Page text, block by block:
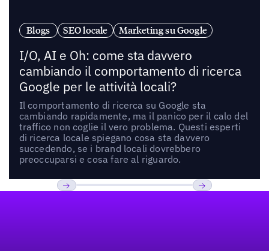
Blogs SEO locale Marketing su Google
I/O, AI e Oh: come sta davvero
cambiando il comportamento di ricerca
Google per le attività locali?
Il comportamento di ricerca su Google sta
cambiando rapidamente, ma il panico per il calo del
traffico non coglie il vero problema. Questi esperti
di ricerca locale spiegano cosa sta davvero
succedendo, se i brand locali dovrebbero
preoccuparsi e cosa fare al riguardo.